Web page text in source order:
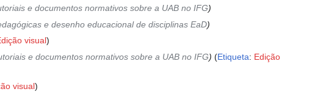
e documentos normativos sobre a UAB no IFG
e desenho educacional de disciplinas EaD
visual
e documentos normativos sobre a UAB no IFG Etiqueta: Edição
visual